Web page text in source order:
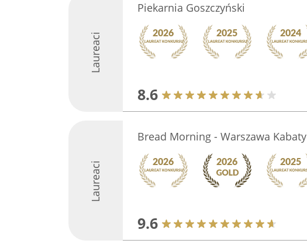
Laureaci
Piekarnia Goszczyński
8.6
Laureaci
Bread Morning - Warszawa Kabaty
9.6